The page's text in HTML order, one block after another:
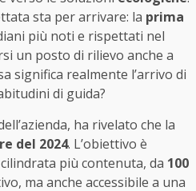
sta per arrivare: la prima
più noti e rispettati nel
un posto di rilievo anche a
significa realmente l’arrivo di
di guida?
ha rivelato che la
del 2024. L’obiettivo è
più contenuta, da 100
ma anche accessibile a una